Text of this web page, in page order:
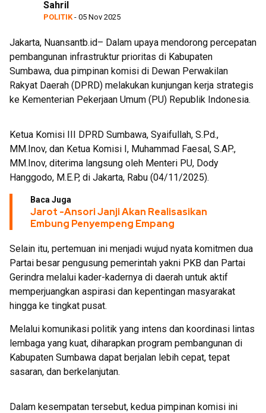
Sahril
POLITIK - 05 Nov 2025
Jakarta, Nuansantb.id– Dalam upaya mendorong percepatan
pembangunan infrastruktur prioritas di Kabupaten
Sumbawa, dua pimpinan komisi di Dewan Perwakilan
Rakyat Daerah (DPRD) melakukan kunjungan kerja strategis
ke Kementerian Pekerjaan Umum (PU) Republik Indonesia.
Ketua Komisi III DPRD Sumbawa, Syaifullah, S.Pd.,
MM.Inov, dan Ketua Komisi I, Muhammad Faesal, S.AP.,
MM.Inov, diterima langsung oleh Menteri PU, Dody
Hanggodo, M.E.P, di Jakarta, Rabu (04/11/2025).
Baca Juga
Jarot -Ansori Janji Akan Realisasikan
Embung Penyempeng Empang
Selain itu, pertemuan ini menjadi wujud nyata komitmen dua
Partai besar pengusung pemerintah yakni PKB dan Partai
Gerindra melalui kader-kadernya di daerah untuk aktif
memperjuangkan aspirasi dan kepentingan masyarakat
hingga ke tingkat pusat.
Melalui komunikasi politik yang intens dan koordinasi lintas
lembaga yang kuat, diharapkan program pembangunan di
Kabupaten Sumbawa dapat berjalan lebih cepat, tepat
sasaran, dan berkelanjutan.
Dalam kesempatan tersebut, kedua pimpinan komisi ini